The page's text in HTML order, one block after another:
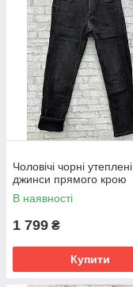
Чоловічі чорні утеплені
джинси прямого крою
В наявності
1 799 ₴
Купити